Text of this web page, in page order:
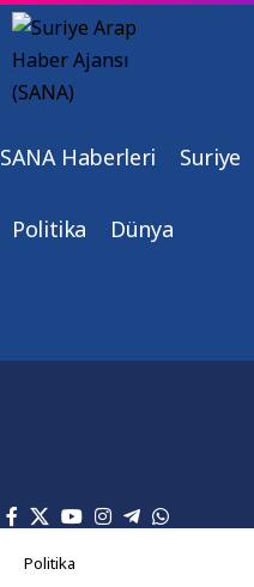
SANA Haberleri Suriye
Politika Dünya
Politika